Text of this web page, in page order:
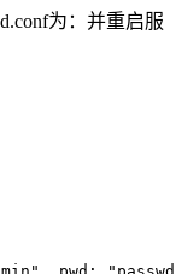
为：并重启服